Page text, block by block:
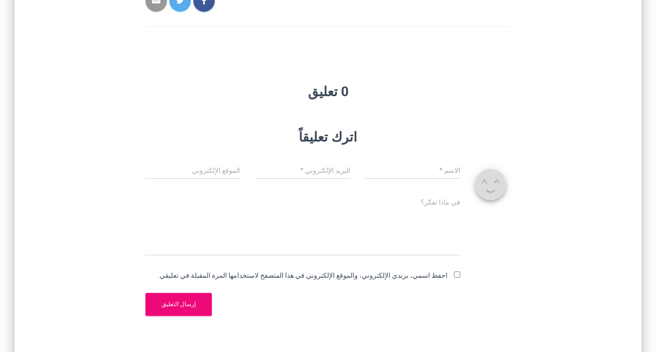
0 تعليق
اترك تعليقاً
الاسم * البريد الإلكتروني * الموقع الإلكتروني
في ماذا تفكر؟
احفظ اسمي، بريدي الإلكتروني، والموقع الإلكتروني في هذا المتصفح لاستخدامها المرة المقبلة في تعليقي.